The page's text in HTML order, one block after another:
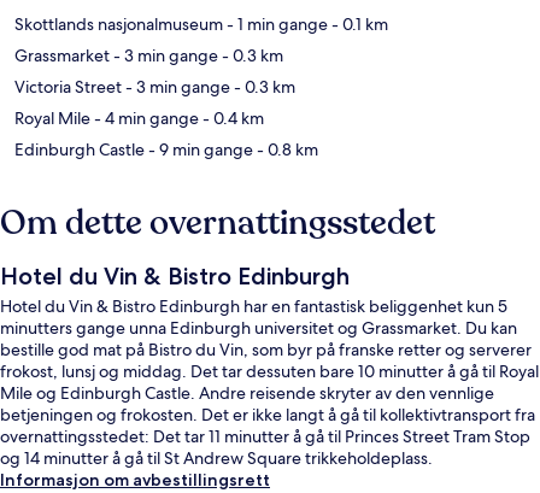
Skottlands nasjonalmuseum- 1 min gange- 0.1 km
Grassmarket- 3 min gange- 0.3 km
Victoria Street- 3 min gange- 0.3 km
Royal Mile- 4 min gange- 0.4 km
Edinburgh Castle- 9 min gange- 0.8 km
Om dette overnattingsstedet
Hotel du Vin & Bistro Edinburgh
Hotel du Vin & Bistro Edinburgh har en fantastisk beliggenhet kun 5
minutters gange unna Edinburgh universitet og Grassmarket. Du kan
bestille god mat på Bistro du Vin, som byr på franske retter og serverer
frokost, lunsj og middag. Det tar dessuten bare 10 minutter å gå til Royal
Mile og Edinburgh Castle. Andre reisende skryter av den vennlige
betjeningen og frokosten. Det er ikke langt å gå til kollektivtransport fra
overnattingsstedet: Det tar 11 minutter å gå til Princes Street Tram Stop
og 14 minutter å gå til St Andrew Square trikkeholdeplass.
Informasjon om avbestillingsrett